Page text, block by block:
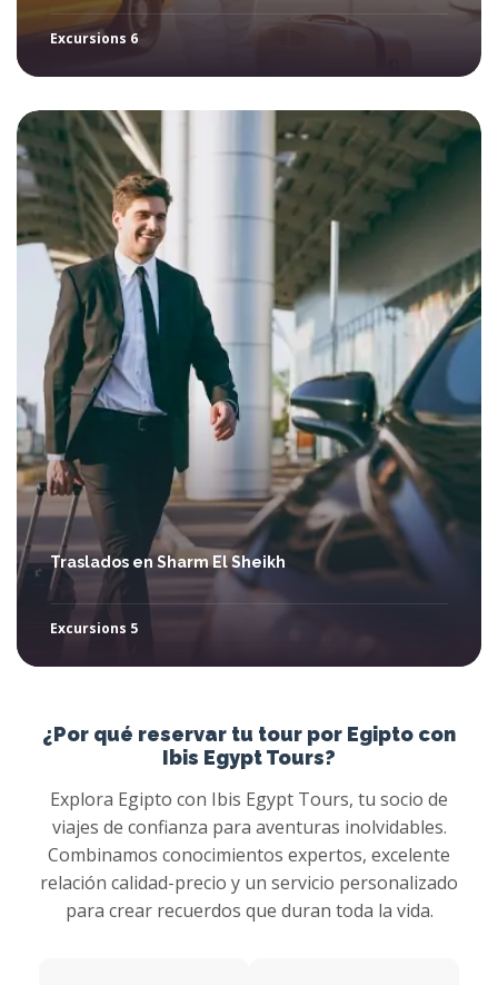
Excursions 6
Traslados en Sharm El Sheikh
Excursions 5
¿Por qué reservar tu tour por Egipto con
Ibis Egypt Tours?
Explora Egipto con Ibis Egypt Tours, tu socio de
viajes de confianza para aventuras inolvidables.
Combinamos conocimientos expertos, excelente
relación calidad-precio y un servicio personalizado
para crear recuerdos que duran toda la vida.